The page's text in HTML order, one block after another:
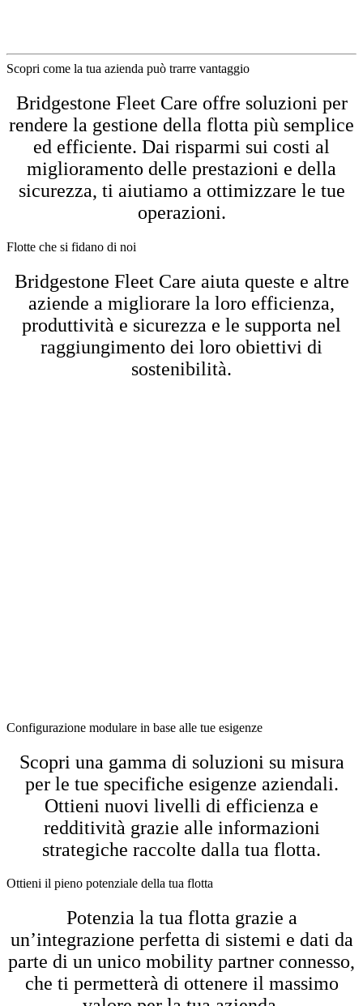
Scopri come la tua azienda può trarre vantaggio
Bridgestone Fleet Care offre soluzioni per
rendere la gestione della flotta più semplice
ed efficiente. Dai risparmi sui costi al
miglioramento delle prestazioni e della
sicurezza, ti aiutiamo a ottimizzare le tue
operazioni.
Flotte che si fidano di noi
Bridgestone Fleet Care aiuta queste e altre
aziende a migliorare la loro efficienza,
produttività e sicurezza e le supporta nel
raggiungimento dei loro obiettivi di
sostenibilità.
Configurazione modulare in base alle tue esigenze
Scopri una gamma di soluzioni su misura
per le tue specifiche esigenze aziendali.
Ottieni nuovi livelli di efficienza e
redditività grazie alle informazioni
strategiche raccolte dalla tua flotta.
Ottieni il pieno potenziale della tua flotta
Potenzia la tua flotta grazie a
un’integrazione perfetta di sistemi e dati da
parte di un unico mobility partner connesso,
che ti permetterà di ottenere il massimo